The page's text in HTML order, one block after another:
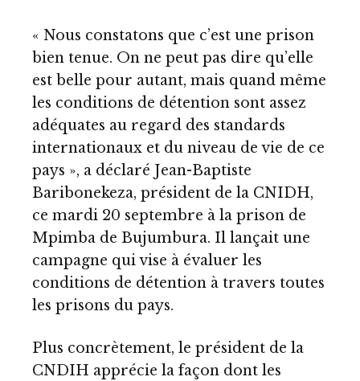
« Nous constatons que c’est une prison
bien tenue. On ne peut pas dire qu’elle
est belle pour autant, mais quand même
les conditions de détention sont assez
adéquates au regard des standards
internationaux et du niveau de vie de ce
pays », a déclaré Jean-Baptiste
Baribonekeza, président de la CNIDH,
ce mardi 20 septembre à la prison de
Mpimba de Bujumbura. Il lançait une
campagne qui vise à évaluer les
conditions de détention à travers toutes
les prisons du pays.
Plus concrètement, le président de la
CNDIH apprécie la façon dont les